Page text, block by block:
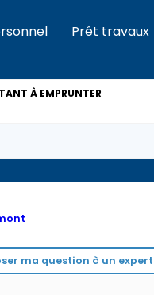
Prêt travaux
À EMPRUNTER
ma question à un expert